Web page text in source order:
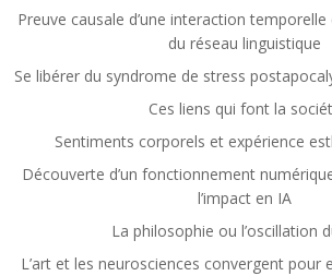
Preuve causale d’une interaction
du réseau linguistique
Se libérer du syndrome de stress
Ces liens qui font la
Sentiments corporels et expérience
Découverte d’un fonctionnement
l’impact en IA
La philosophie ou l’oscillation
L’art et les neurosciences convergent pour